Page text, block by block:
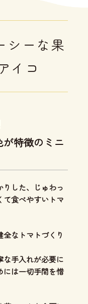
シーな果
イコ
特徴のミニ
りした、じゅわっ
て食べやすいトマ
なトマトづくり
な手入れが必要に
には一切手間を惜